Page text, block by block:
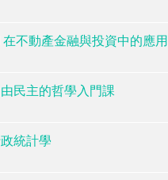
在不動產金融與投資中的應用
民主的哲學入門課
統計學